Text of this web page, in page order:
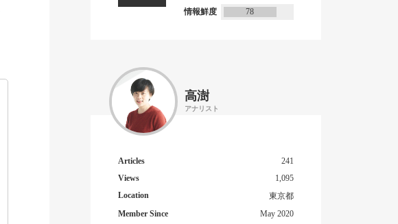
情報鮮度 78
高澍
アナリスト
Articles
241
Views
1,095
Location
東京都
Member Since
May 2020